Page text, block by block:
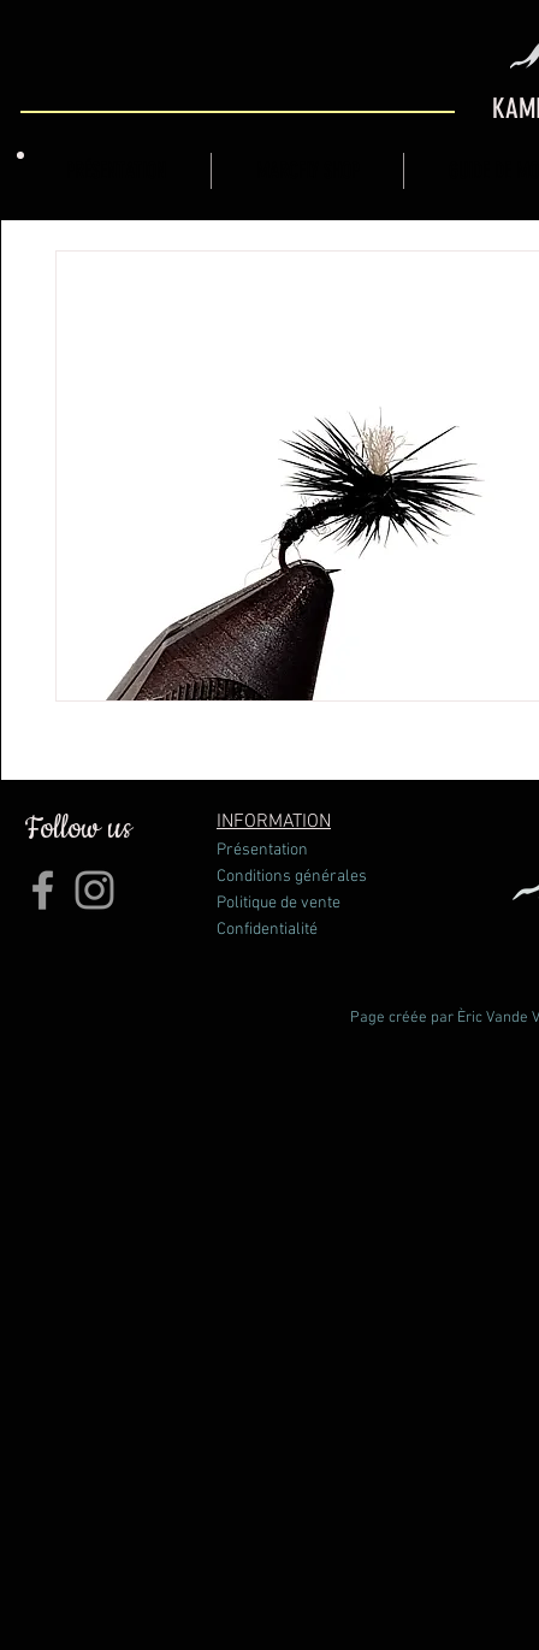
Follow us INFORMATION
Présentation
Conditions générales
Politique de vente
Confidentialité
Page créée par Èric Vande